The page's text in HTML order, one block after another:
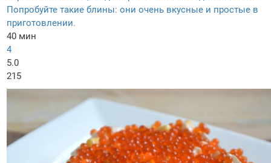
Попробуйте такие блины: они очень вкусные и простые в
приготовлении.
40 мин
4
5.0
215